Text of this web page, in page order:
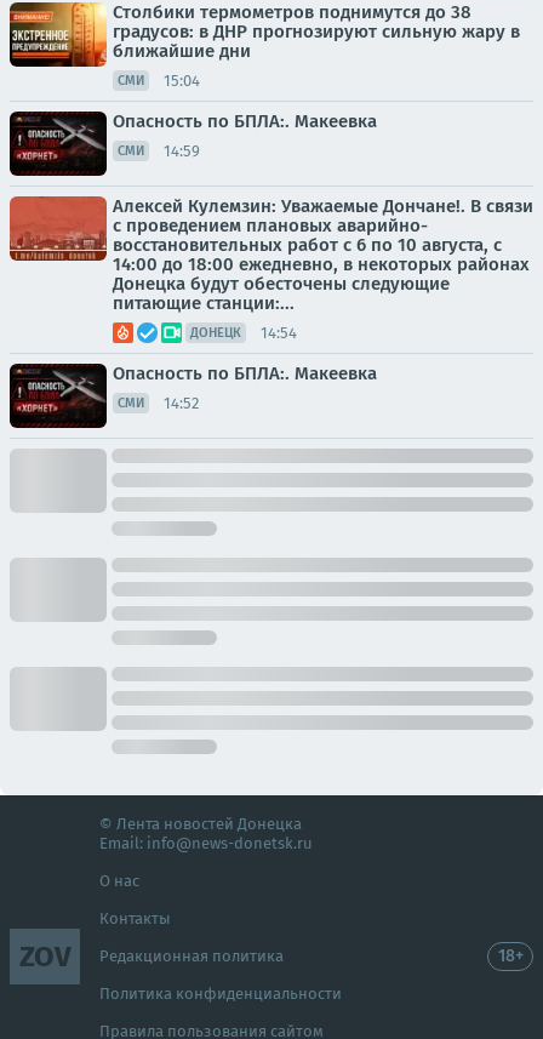
Столбики термометров поднимутся до 38
градусов: в ДНР прогнозируют сильную жару в
ближайшие дни
СМИ 15:04
Опасность по БПЛА:. Макеевка
СМИ 14:59
Алексей Кулемзин: Уважаемые Дончане!. В связи
с проведением плановых аварийно-
восстановительных работ с 6 по 10 августа, с
14:00 до 18:00 ежедневно, в некоторых районах
Донецка будут обесточены следующие
питающие станции:...
ДОНЕЦК 14:54
Опасность по БПЛА:. Макеевка
СМИ 14:52
ZOV
© Лента новостей Донецка
Email: info@news-donetsk.ru
О нас
Контакты
Редакционная политика
Политика конфиденциальности
Правила пользования сайтом
18+